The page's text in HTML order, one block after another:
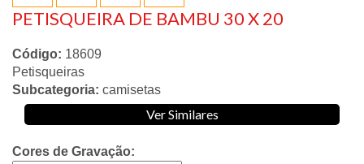
PETISQUEIRA DE BAMBU 30 X 20
Código: 18609
Petisqueiras
Subcategoria: camisetas
Ver Similares
Cores de Gravação: